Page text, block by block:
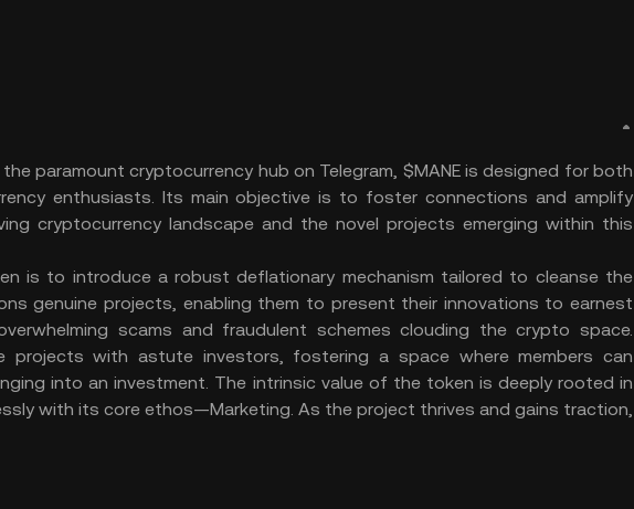
paramount cryptocurrency hub on Telegram, $MANE is designed for both
enthusiasts. Its main objective is to foster connections and amplify
cryptocurrency landscape and the novel projects emerging within this
is to introduce a robust deflationary mechanism tailored to cleanse the
genuine projects, enabling them to present their innovations to earnest
scams and fraudulent schemes clouding the crypto space.
projects with astute investors, fostering a space where members can
into an investment. The intrinsic value of the token is deeply rooted in
with its core ethos—Marketing. As the project thrives and gains traction,